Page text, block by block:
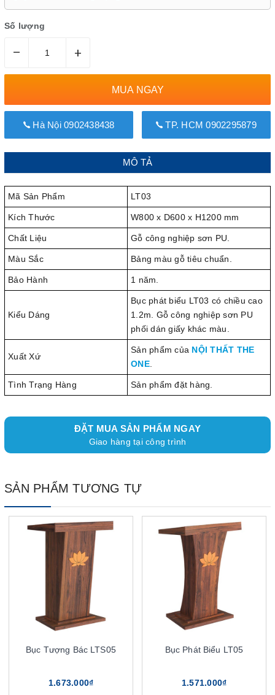
Số lượng
– +
MUA NGAY
Hà Nội 0902438438 TP. HCM 0902295879
MÔ TẢ
Mã Sản Phẩm LT03
Kích Thước W800 x D600 x H1200 mm
Chất Liệu Gỗ công nghiệp sơn PU.
Màu Sắc Bảng màu gỗ tiêu chuẩn.
Bảo Hành 1 năm.
Kiểu Dáng
Bục phát biểu LT03 có chiều cao
1.2m. Gỗ công nghiệp sơn PU
phối dán giấy khác màu.
Xuất Xứ
Sản phẩm của NỘI THẤT THE
ONE.
Tình Trạng Hàng Sản phẩm đặt hàng.
ĐẶT MUA SẢN PHẨM NGAY
Giao hàng tại công trình
SẢN PHẨM TƯƠNG TỰ
Bục Tượng Bác LTS05
1.673.000₫
Bục Phát Biểu LT05
1.571.000₫